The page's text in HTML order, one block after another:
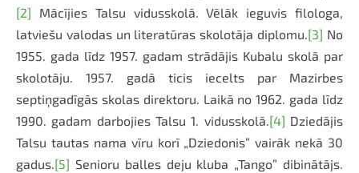
[2] Mācījies Talsu vidusskolā. Vēlāk ieguvis filologa,
latviešu valodas un literatūras skolotāja diplomu.[3] No
1955. gada līdz 1957. gadam strādājis Kubalu skolā par
skolotāju. 1957. gadā ticis iecelts par Mazirbes
septiņgadīgās skolas direktoru. Laikā no 1962. gada līdz
1990. gadam darbojies Talsu 1. vidusskolā.[4] Dziedājis
Talsu tautas nama vīru korī „Dziedonis” vairāk nekā 30
gadus.[5] Senioru balles deju kluba „Tango” dibinātājs.